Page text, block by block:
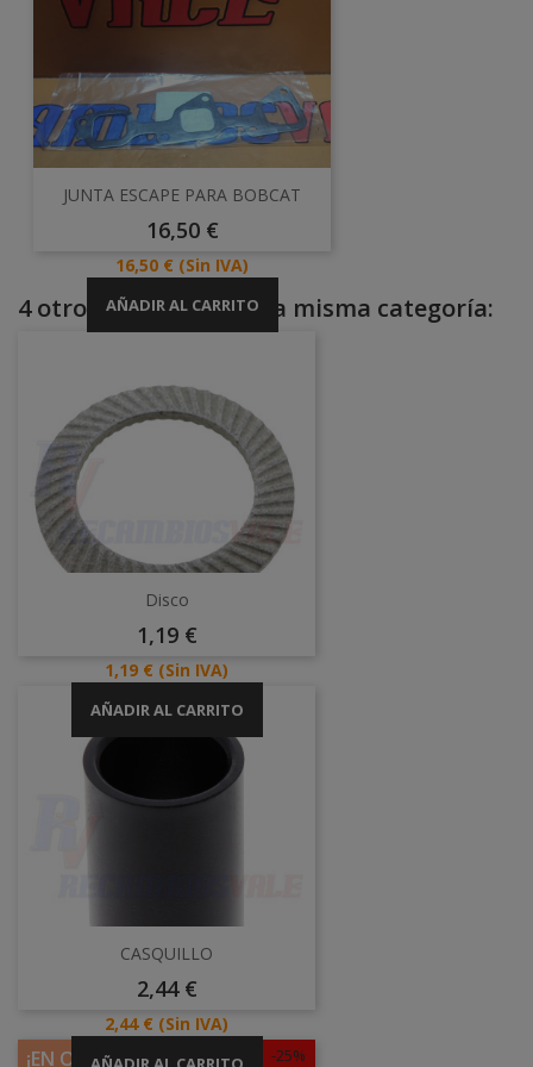
JUNTA ESCAPE PARA BOBCAT
Precio
16,50 €
Precio
16,50 € (Sin IVA)
AÑADIR AL CARRITO
4 otros productos en la misma categoría:
Disco
Precio
1,19 €
Precio
1,19 € (Sin IVA)
AÑADIR AL CARRITO
CASQUILLO
Precio
2,44 €
Precio
2,44 € (Sin IVA)
-25%
¡EN OFERTA!